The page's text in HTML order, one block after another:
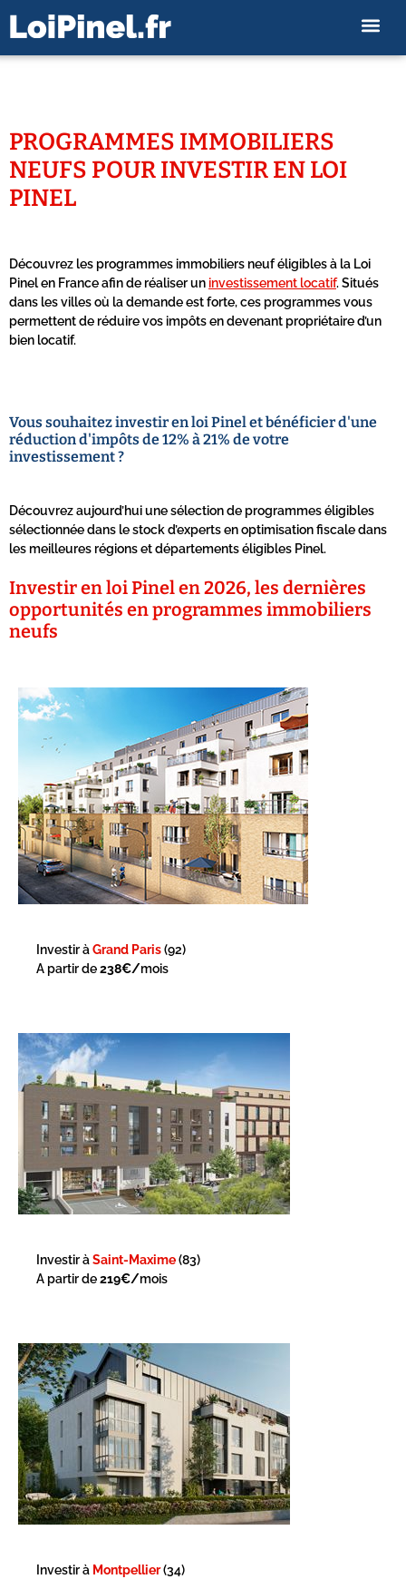
PROGRAMMES IMMOBILIERS
NEUFS POUR INVESTIR EN LOI
PINEL
Découvrez les programmes immobiliers neuf éligibles à la Loi
Pinel en France afin de réaliser un investissement locatif. Situés
dans les villes où la demande est forte, ces programmes vous
permettent de réduire vos impôts en devenant propriétaire d’un
bien locatif.
Vous souhaitez investir en loi Pinel et bénéficier d'une
réduction d'impôts de 12% à 21% de votre
investissement ?
Découvrez aujourd’hui une sélection de programmes éligibles
sélectionnée dans le stock d’experts en optimisation fiscale dans
les meilleures régions et départements éligibles Pinel.
Investir en loi Pinel en 2026, les dernières
opportunités en programmes immobiliers
neufs
Investir àGrand Paris(92)
A partir de238€/mois
Investir àSaint-Maxime(83)
A partir de219€/mois
Investir à Montpellier(34)